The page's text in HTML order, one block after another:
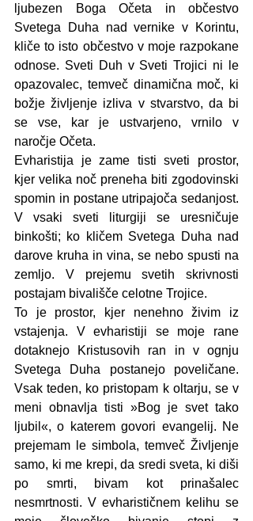
ljubezen Boga Očeta in občestvo
Svetega Duha nad vernike v Korintu,
kliče to isto občestvo v moje razpokane
odnose. Sveti Duh v Sveti Trojici ni le
opazovalec, temveč dinamična moč, ki
božje življenje izliva v stvarstvo, da bi
se vse, kar je ustvarjeno, vrnilo v
naročje Očeta.
Evharistija je zame tisti sveti prostor,
kjer velika noč preneha biti zgodovinski
spomin in postane utripajoča sedanjost.
V vsaki sveti liturgiji se uresničuje
binkošti; ko kličem Svetega Duha nad
darove kruha in vina, se nebo spusti na
zemljo. V prejemu svetih skrivnosti
postajam bivališče celotne Trojice.
To je prostor, kjer nenehno živim iz
vstajenja. V evharistiji se moje rane
dotaknejo Kristusovih ran in v ognju
Svetega Duha postanejo poveličane.
Vsak teden, ko pristopam k oltarju, se v
meni obnavlja tisti »Bog je svet tako
ljubil«, o katerem govori evangelij. Ne
prejemam le simbola, temveč Življenje
samo, ki me krepi, da sredi sveta, ki diši
po smrti, bivam kot prinašalec
nesmrtnosti. V evharističnem kelihu se